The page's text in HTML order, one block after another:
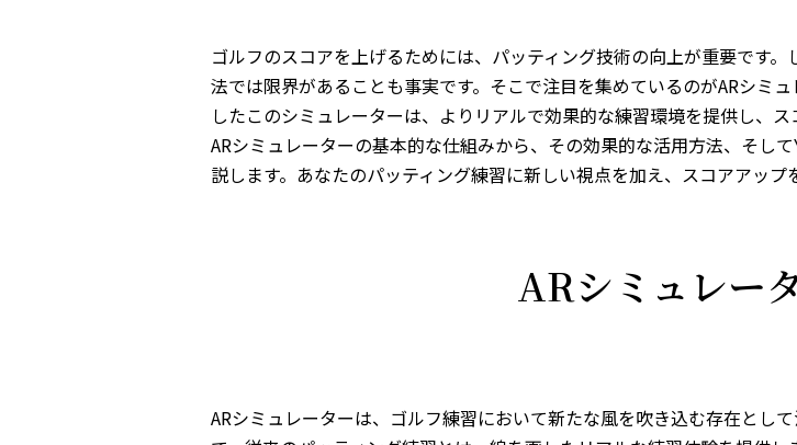
ゴルフのスコアを上げるためには、パッティング技術の向上が重要です
法では限界があることも事実です。そこで注目を集めているのがARシミ
したこのシミュレーターは、よりリアルで効果的な練習環境を提供し、
ARシミュレーターの基本的な仕組みから、その効果的な活用方法、そし
説します。あなたのパッティング練習に新しい視点を加え、スコアアップ
ARシミュレー
ARシミュレーターは、ゴルフ練習において新たな風を吹き込む存在とし